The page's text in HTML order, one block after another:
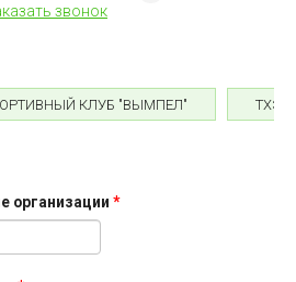
звонок
КЛУБ "ВЫМПЕЛ"
организации*